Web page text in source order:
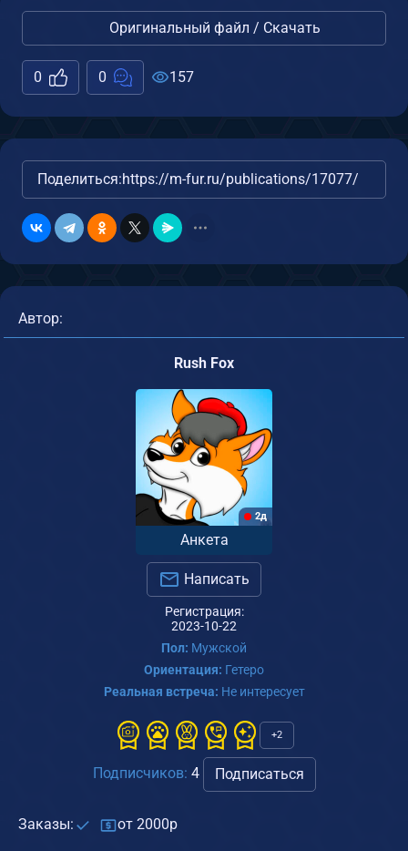
Оригинальный файл / Скачать
0 0 157
Поделиться:https://m-fur.ru/publications/17077/
Автор:
Rush Fox
2д
Анкета
Написать
Регистрация:
2023-10-22
Пол: Мужской
Ориентация: Гетеро
Реальная встреча: Не интересует
+2
Подписчиков: 4 Подписаться
Заказы: от 2000р